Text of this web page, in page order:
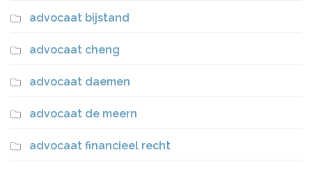
advocaat bijstand
advocaat cheng
advocaat daemen
advocaat de meern
advocaat financieel recht